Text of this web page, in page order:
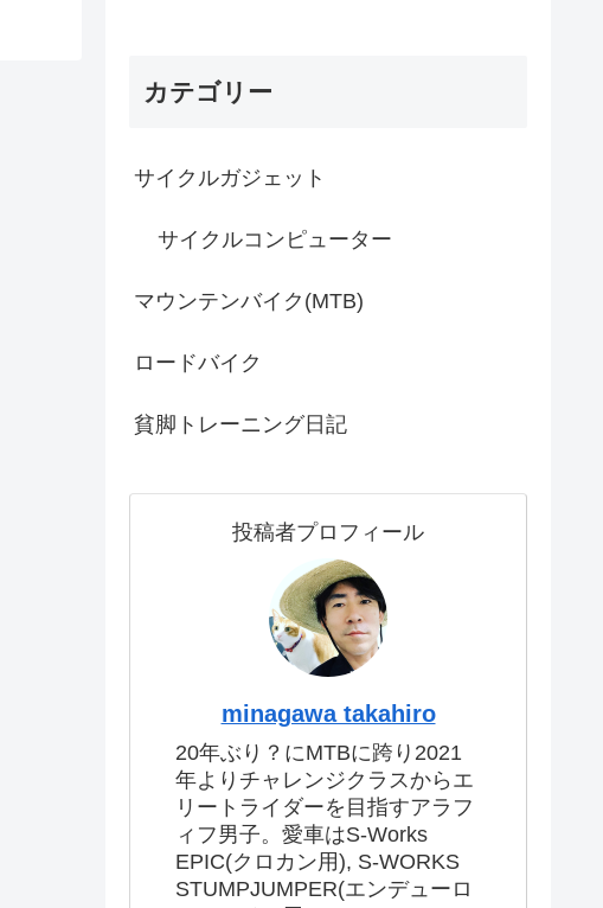
カテゴリー
サイクルガジェット
サイクルコンピューター
マウンテンバイク(MTB)
ロードバイク
貧脚トレーニング日記
投稿者プロフィール
minagawa takahiro
20年ぶり？にMTBに跨り2021
年よりチャレンジクラスからエ
リートライダーを目指すアラフ
ィフ男子。愛車はS-Works
EPIC(クロカン用), S-WORKS
STUMPJUMPER(エンデューロ